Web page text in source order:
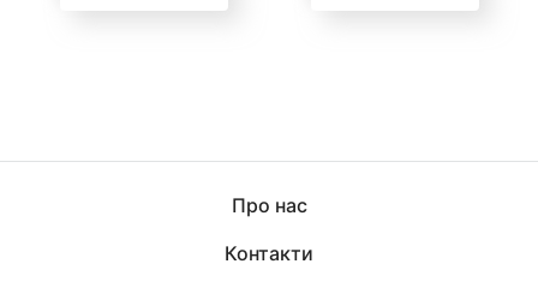
Про нас
Контакти